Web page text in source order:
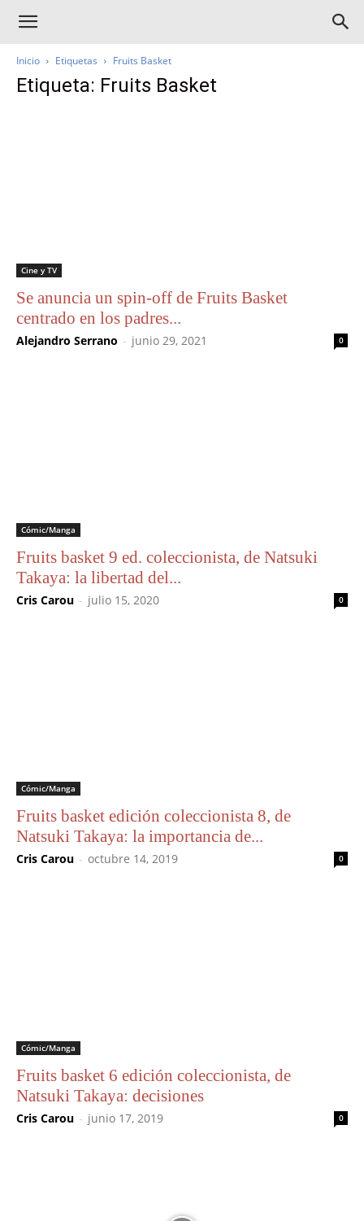
Inicio Etiquetas Fruits Basket
Etiqueta: Fruits Basket
Cine y TV
Se anuncia un spin-off de Fruits Basket
centrado en los padres...
Alejandro Serrano - junio 29, 2021 0
Cómic/Manga
Fruits basket 9 ed. coleccionista, de Natsuki
Takaya: la libertad del...
Cris Carou - julio 15, 2020 0
Cómic/Manga
Fruits basket edición coleccionista 8, de
Natsuki Takaya: la importancia de...
Cris Carou - octubre 14, 2019 0
Cómic/Manga
Fruits basket 6 edición coleccionista, de
Natsuki Takaya: decisiones
Cris Carou - junio 17, 2019 0